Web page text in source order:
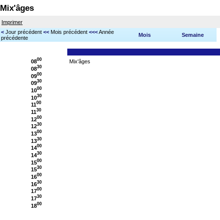
Mix'âges
Imprimer
< Jour précédent << Mois précédent <<<Année
précédente
Mois Semaine
0800
0830
0900
0930
1000
1030
1100
1130
1200
1230
1300
1330
1400
1430
1500
1530
1600
1630
1700
1730
1800
Mix'âges